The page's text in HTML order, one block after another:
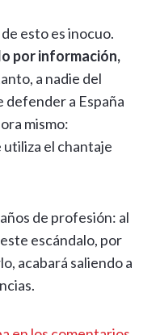
esto es inocuo.
por información,
a nadie del
a España
mismo:
el chantaje
de profesión: al
escándalo, por
acabará saliendo a